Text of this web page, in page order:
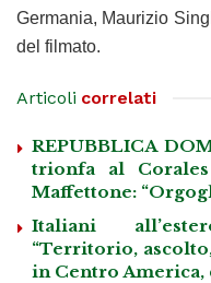
Germania, Maurizio
del filmato.
Articoli correlati
REPUBBLICA
trionfa al Corales
Maffettone:
Italiani
“Territorio,
in Centro America,